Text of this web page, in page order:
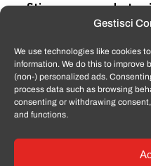
Gestisci
We use technologies like cookies
information. We do this to improve
(non-) personalized ads.
process data such as browsing
consenting or withdrawing
and functions.
Stiamo cercando
TomatoSmartphone.it
smartphone
di tutte le marche,
ONEPLUS,